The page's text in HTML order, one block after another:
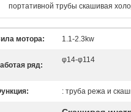
портативной трубы скашивая
мотора: 1.1-2.3kw
ряд:
φ14-φ114
: труба режа и